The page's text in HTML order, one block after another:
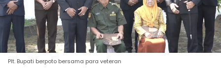
Plt. Bupati berpoto bersama para veteran